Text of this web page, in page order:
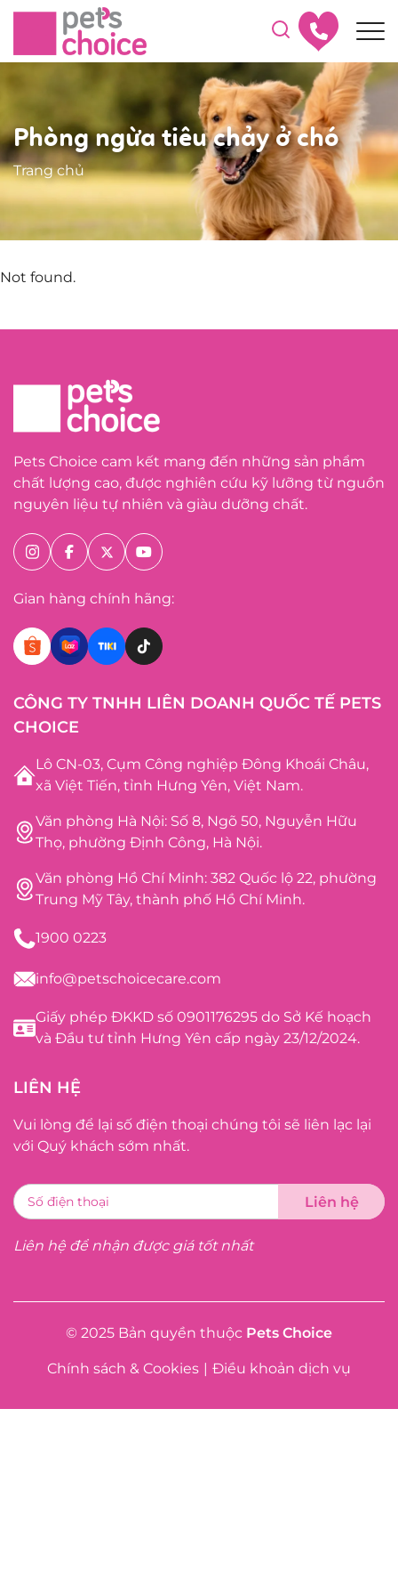
Phòng ngừa tiêu chảy ở chó
Trang chủ
Not found.
Pets Choice cam kết mang đến những sản phẩm
chất lượng cao, được nghiên cứu kỹ lưỡng từ nguồn
nguyên liệu tự nhiên và giàu dưỡng chất.
Gian hàng chính hãng:
CÔNG TY TNHH LIÊN DOANH QUỐC TẾ PETS
CHOICE
Lô CN-03, Cụm Công nghiệp Đông Khoái Châu,
xã Việt Tiến, tỉnh Hưng Yên, Việt Nam.
Văn phòng Hà Nội: Số 8, Ngõ 50, Nguyễn Hữu
Thọ, phường Định Công, Hà Nội.
Văn phòng Hồ Chí Minh: 382 Quốc lộ 22, phường
Trung Mỹ Tây, thành phố Hồ Chí Minh.
1900 0223
info@petschoicecare.com
Giấy phép ĐKKD số 0901176295 do Sở Kế hoạch
và Đầu tư tỉnh Hưng Yên cấp ngày 23/12/2024.
LIÊN HỆ
Vui lòng để lại số điện thoại chúng tôi sẽ liên lạc lại
với Quý khách sớm nhất.
Liên hệ để nhận được giá tốt nhất
© 2025 Bản quyền thuộc Pets Choice
Chính sách & Cookies | Điều khoản dịch vụ